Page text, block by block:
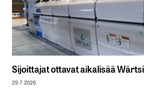
Sijoittajat ottavat aikalisää
29.7.2026